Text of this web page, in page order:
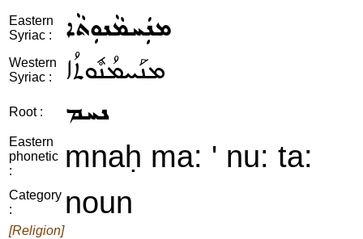
Eastern
Syriac :
ܡܢܲܚܡܵܢܘܼܬܵܐ
Western
Syriac :
ܡܢܰܚܡܳܢܽܘܬܳܐ
Root : ܢܚܡ
Eastern
phonetic
:
mnaḥ ma: ' nu: ta:
Category
:
noun
[Religion]